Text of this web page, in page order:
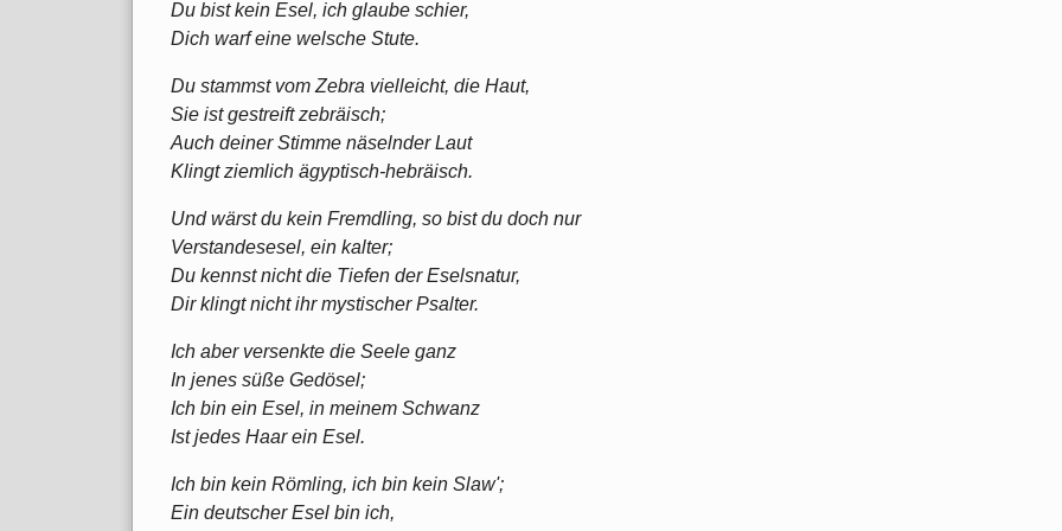
Du bist kein Esel, ich glaube schier,
Dich warf eine welsche Stute.
Du stammst vom Zebra vielleicht, die Haut,
Sie ist gestreift zebräisch;
Auch deiner Stimme näselnder Laut
Klingt ziemlich ägyptisch-hebräisch.
Und wärst du kein Fremdling, so bist du doch nur
Verstandesesel, ein kalter;
Du kennst nicht die Tiefen der Eselsnatur,
Dir klingt nicht ihr mystischer Psalter.
Ich aber versenkte die Seele ganz
In jenes süße Gedösel;
Ich bin ein Esel, in meinem Schwanz
Ist jedes Haar ein Esel.
Ich bin kein Römling, ich bin kein Slaw';
Ein deutscher Esel bin ich,